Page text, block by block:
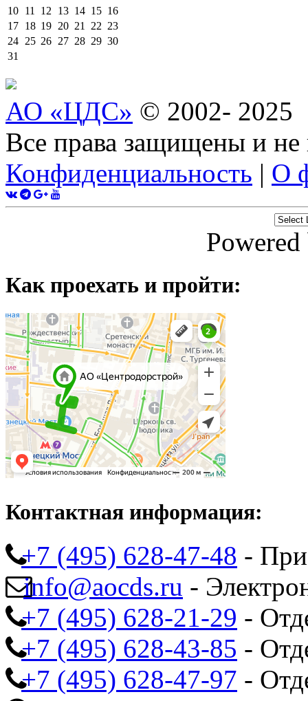
10 11 12 13 14 15 16
17 18 19 20 21 22 23
24 25 26 27 28 29 30
31
АО «ЦДС» © 2002- 2025
Все права защищены и
Конфиденциальность | О
Как проехать и пройти:
Контактная информация:
+7 (495) 628-47-48 -
info@aocds.ru -
+7 (495) 628-21-29 -
+7 (495) 628-43-85 -
+7 (495) 628-47-97 -